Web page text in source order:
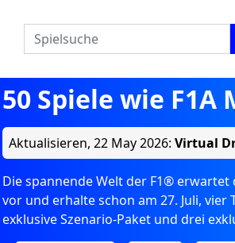
50 Spiele wie F1A
Aktualisieren, 22 May 2026: Virtual
Die spannende Welt der F1® erwartet
vor und erhalte schon am 27. Juli,
exklusive Szenario-Paket und drei